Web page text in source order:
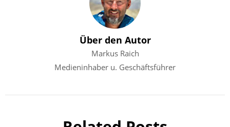
Über den Autor
Markus Raich
Medieninhaber u. Geschäftsführer